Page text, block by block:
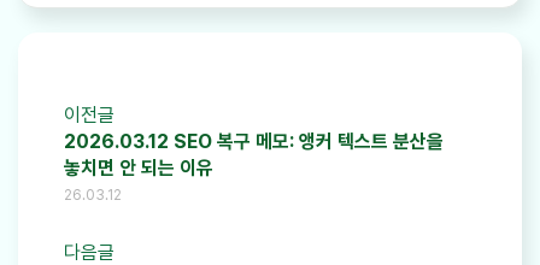
이전글
2026.03.12 SEO 복구 메모: 앵커 텍스트 분산을
놓치면 안 되는 이유
26.03.12
다음글